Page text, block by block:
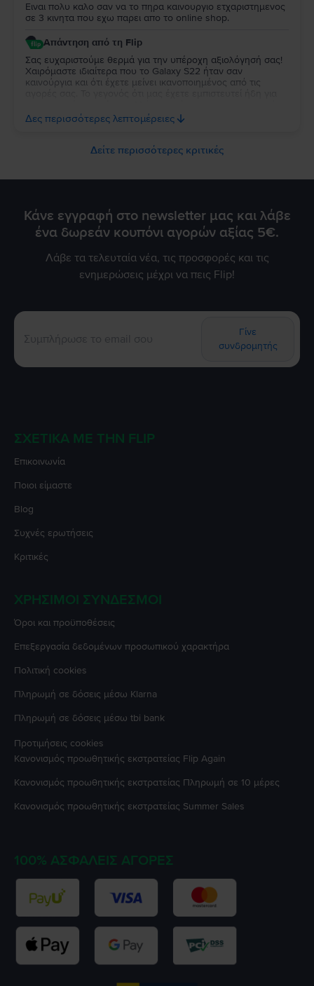
Ειναι πολυ καλο σαν να το πηρα καινουργιο ετχαριστημενος
σε 3 κινητα που εχω παρει απο το online shop.
Απάντηση από τη Flip
Σας ευχαριστούμε θερμά για την υπέροχη αξιολόγησή σας!
Χαιρόμαστε ιδιαίτερα που το Galaxy S22 ήταν σαν
καινούργια και ότι έχετε μείνει ικανοποιημένος από τις
ειλικρινά για τη στήριξή σας. Σας ευχόμαστε να απολαύσετε
τη νέα σας συσκευή και θα χαρούμε να σας
Δες περισσότερες λεπτομέρειες
Δείτε περισσότερες κριτικές
Κάνε εγγραφή στο newsletter μας και λάβε
ένα δωρεάν κουπόνι αγορών αξίας 5€.
Λάβε τα τελευταία νέα, τις προσφορές και τις
ενημερώσεις μέχρι να πεις Flip!
Γίνε
συνδρομητής
ΣΧΕΤΙΚΆ ΜΕ ΤΗΝ FLIP
Επικοινωνία
Ποιοι είμαστε
Blog
Συχνές ερωτήσεις
Κριτικές
ΧΡΉΣΙΜΟΙ ΣΎΝΔΕΣΜΟΙ
Όροι και προϋποθέσεις
Επεξεργασία δεδομένων προσωπικού χαρακτήρα
Πολιτική cookies
Πληρωμή σε δόσεις μέσω Klarna
Πληρωμή σε δόσεις μέσω tbi bank
Προτιμήσεις cookies
Κανονισμός προωθητικής εκστρατείας Flip Again
Κανονισμός προωθητικής εκστρατείας Πληρωμή σε 10 μέρες
Κανονισμός προωθητικής εκστρατείας Summer Sales
100% ΑΣΦΑΛΕΊΣ ΑΓΟΡΈΣ